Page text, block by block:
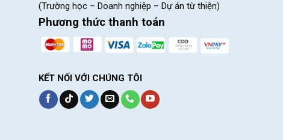
(Trường học – Doanh nghiệp – Dự án từ thiện)
Phương thức thanh toán
KẾT NỐI VỚI CHÚNG TÔI